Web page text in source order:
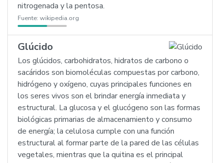
nitrogenada y la pentosa.
Fuente: wikipedia.org
Glúcido
Los glúcidos, carbohidratos, hidratos de carbono o
sacáridos son biomoléculas compuestas por carbono,
hidrógeno y oxígeno, cuyas principales funciones en
los seres vivos son el brindar energía inmediata y
estructural. La glucosa y el glucógeno son las formas
biológicas primarias de almacenamiento y consumo
de energía; la celulosa cumple con una función
estructural al formar parte de la pared de las células
vegetales, mientras que la quitina es el principal